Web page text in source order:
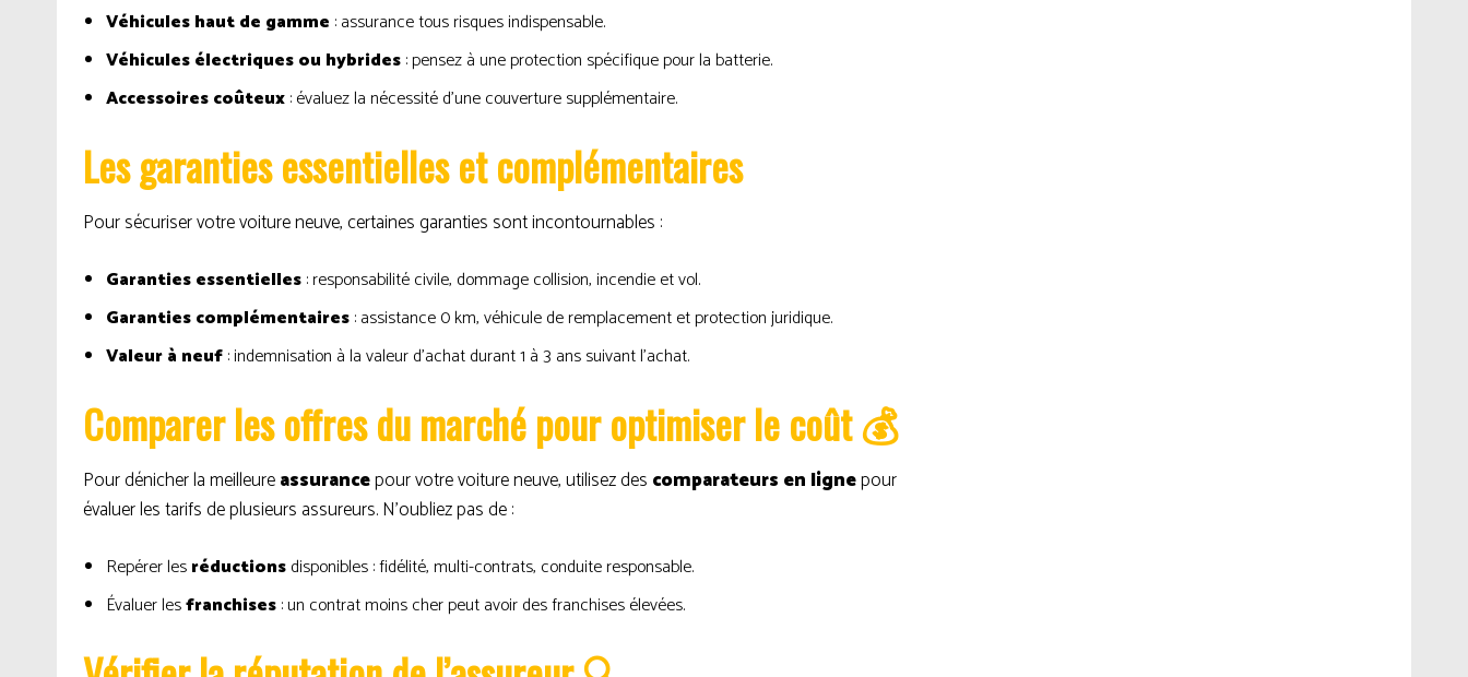
Véhicules haut de gamme : assurance tous risques indispensable.
Véhicules électriques ou hybrides: pensez à une protection spécifique pour la batterie.
Accessoires coûteux: évaluez la nécessité d’une couverture supplémentaire.
Les garanties essentielles et complémentaires
Pour sécuriser votre voiture neuve, certaines garanties sont incontournables :
Garanties essentielles: responsabilité civile, dommage collision, incendie et vol.
Garanties complémentaires: assistance 0 km, véhicule de remplacement et protection juridique.
Valeur à neuf: indemnisation à la valeur d’achat durant 1 à 3 ans suivant l’achat.
Comparer les offres du marché pour optimiser le coût 💰
Pour dénicher la meilleureassurancepour votre voiture neuve, utilisez des comparateurs en lignepour
évaluer les tarifs de plusieurs assureurs. N’oubliez pas de :
Repérer lesréductionsdisponibles : fidélité, multi-contrats, conduite responsable.
Évaluer lesfranchises: un contrat moins cher peut avoir des franchises élevées.